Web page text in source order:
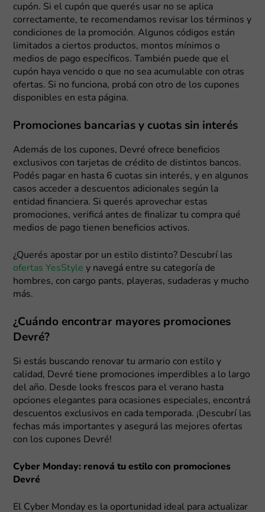
cupón. Si el cupón que querés usar no se aplica
correctamente, te recomendamos revisar los términos y
condiciones de la promoción. Algunos códigos están
limitados a ciertos productos, montos mínimos o
medios de pago específicos. También puede que el
cupón haya vencido o que no sea acumulable con otras
ofertas. Si no funciona, probá con otro de los cupones
disponibles en esta página.
Promociones bancarias y cuotas sin interés
Además de los cupones, Devré ofrece beneficios
exclusivos con tarjetas de crédito de distintos bancos.
Podés pagar en hasta 6 cuotas sin interés, y en algunos
casos acceder a descuentos adicionales según la
entidad financiera. Si querés aprovechar estas
promociones, verificá antes de finalizar tu compra qué
medios de pago tienen beneficios activos.
¿Querés apostar por un estilo distinto? Descubrí las
ofertas YesStyle y navegá entre su categoría de
hombres, con cargo pants, playeras, sudaderas y mucho
más.
¿Cuándo encontrar mayores promociones
Devré?
Si estás buscando renovar tu armario con estilo y
calidad, Devré tiene promociones imperdibles a lo largo
del año. Desde looks frescos para el verano hasta
opciones elegantes para ocasiones especiales, encontrá
descuentos exclusivos en cada temporada. ¡Descubrí las
fechas más importantes y asegurá las mejores ofertas
con los cupones Devré!
Cyber Monday: renová tu estilo con promociones
Devré
El Cyber Monday es la oportunidad ideal para actualizar